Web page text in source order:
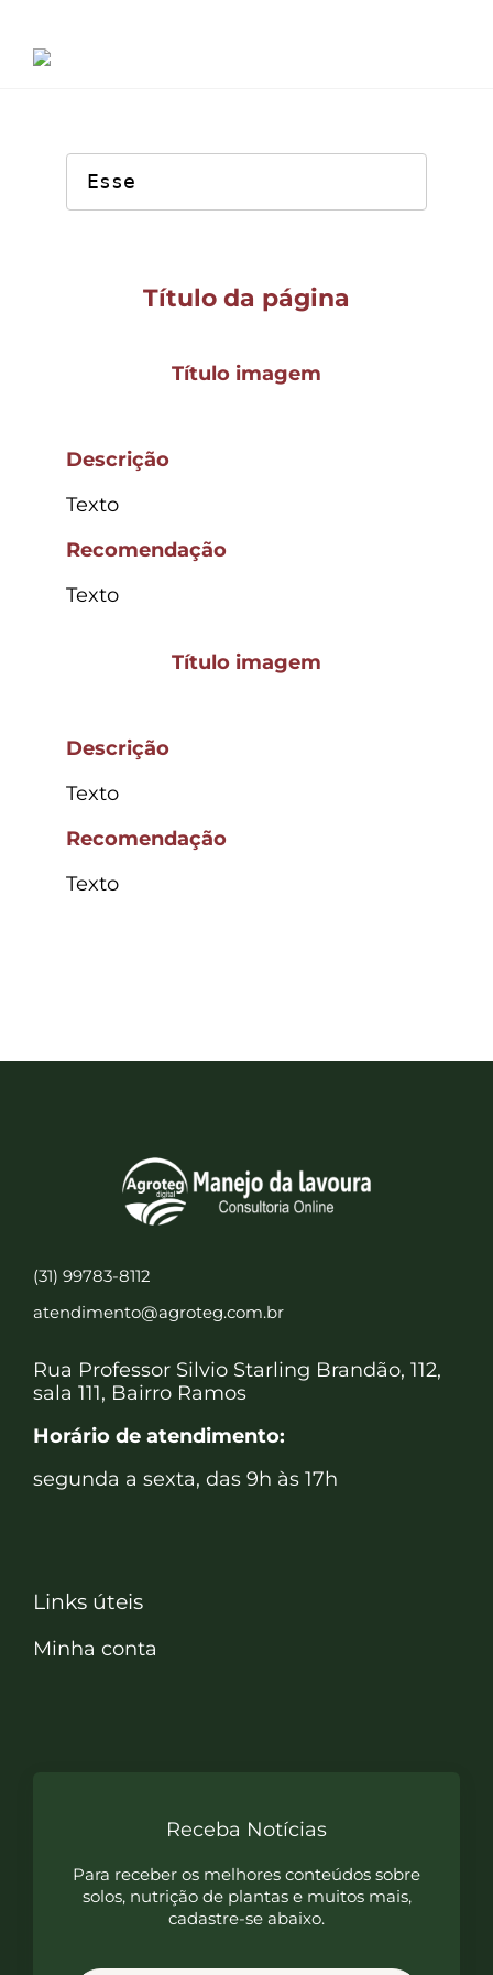
Esse
Título da página
Título imagem
Descrição
Texto
Recomendação
Texto
Título imagem
Descrição
Texto
Recomendação
Texto
(31) 99783-8112
atendimento@agroteg.com.br
Rua Professor Silvio Starling Brandão, 112,
sala 111, Bairro Ramos
Horário de atendimento:
segunda a sexta, das 9h às 17h
Links úteis
Minha conta
Receba Notícias
Para receber os melhores conteúdos sobre
solos, nutrição de plantas e muitos mais,
cadastre-se abaixo.